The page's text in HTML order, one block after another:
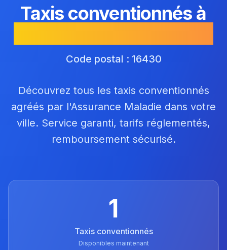
Taxis conventionnés à
Code postal : 16430
Découvrez tous les taxis conventionnés
agréés par l'Assurance Maladie dans votre
ville. Service garanti, tarifs réglementés,
remboursement sécurisé.
1
Taxis conventionnés
Disponibles maintenant